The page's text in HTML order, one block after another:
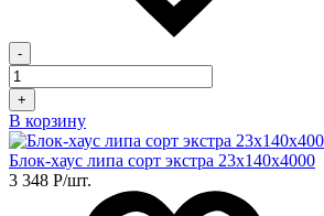
-
+
В корзину
Блок-хаус липа сорт экстра 23х140х4000
3 348 Р/шт.